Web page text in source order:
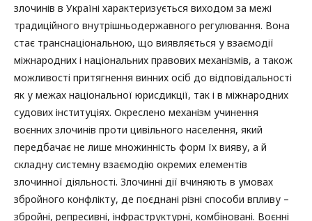
злочинів в Україні характеризується виходом за межі
традиційного внутрішньодержавного регулювання. Вона
стає транснаціональною, що виявляється у взаємодії
міжнародних і національних правових механізмів, а також
можливості притягнення винних осіб до відповідальності
як у межах національної юрисдикції, так і в міжнародних
судових інституціях. Окреслено механізм учинення
воєнних злочинів проти цивільного населення, який
передбачає не лише множинність форм їх вияву, а й
складну системну взаємодію окремих елементів
злочинної діяльності. Злочинні дії вчиняють в умовах
збройного конфлікту, де поєднані різні способи впливу –
збройні, репресивні, інфраструктурні, комбіновані. Воєнні